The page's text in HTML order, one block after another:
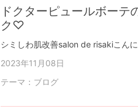
ドクターピュールボーテ
ク♡
2023年11月08日
テーマ： ブログ